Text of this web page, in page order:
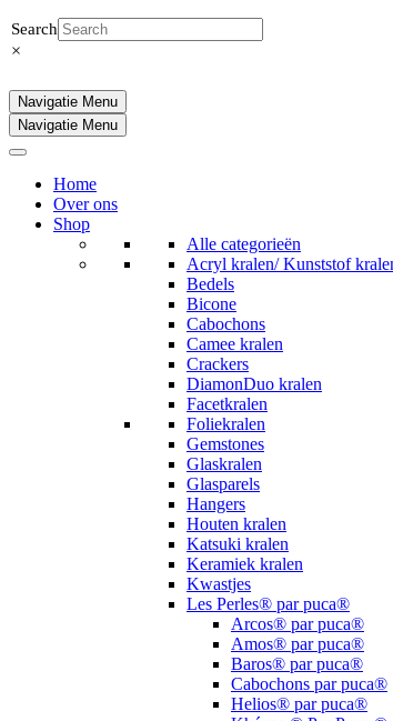
Search
×
Navigatie Menu
Navigatie Menu
Home
Over ons
Shop
Alle categorieën
Acryl kralen/ Kunststof
Bedels
Bicone
Cabochons
Camee kralen
Crackers
DiamonDuo kralen
Facetkralen
Foliekralen
Gemstones
Glaskralen
Glasparels
Hangers
Houten kralen
Katsuki kralen
Keramiek kralen
Kwastjes
Les Perles® par puca®
Arcos® par puca®
Amos® par puca®
Baros® par puca®
Cabochons par puca®
Helios® par puca®